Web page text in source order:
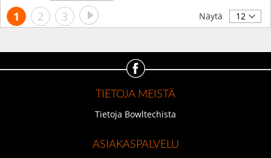
Sivu
Luet
hetkellä
sivua
1 Sivu
2 Sivu
3 Sivu
Seuraava Näytä
TIETOJA MEISTÄ
Tietoja Bowltechista
ASIAKASPALVELU